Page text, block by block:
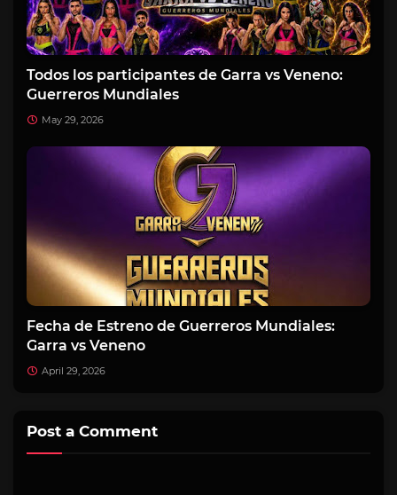
Todos los participantes de Garra vs Veneno:
Guerreros Mundiales
May 29, 2026
Fecha de Estreno de Guerreros Mundiales:
Garra vs Veneno
April 29, 2026
Post a Comment